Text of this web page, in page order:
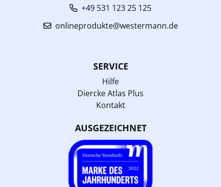
+49 531 123 25 125
onlineprodukte@westermann.de
SERVICE
Hilfe
Diercke Atlas Plus
Kontakt
AUSGEZEICHNET